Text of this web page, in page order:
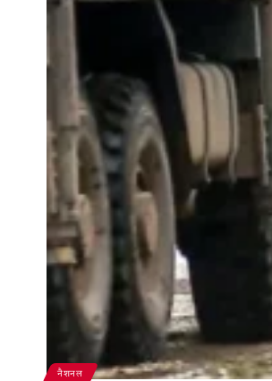
नैशनल